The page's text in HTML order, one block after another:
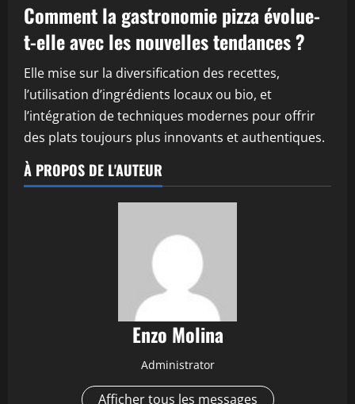
Comment la gastronomie pizza évolue-
t-elle avec les nouvelles tendances ?
Elle mise sur la diversification des recettes,
l’utilisation d’ingrédients locaux ou bio, et
l’intégration de techniques modernes pour offrir
des plats toujours plus innovants et authentiques.
À PROPOS DE L'AUTEUR
Enzo Molina
Administrator
Afficher tous les messages